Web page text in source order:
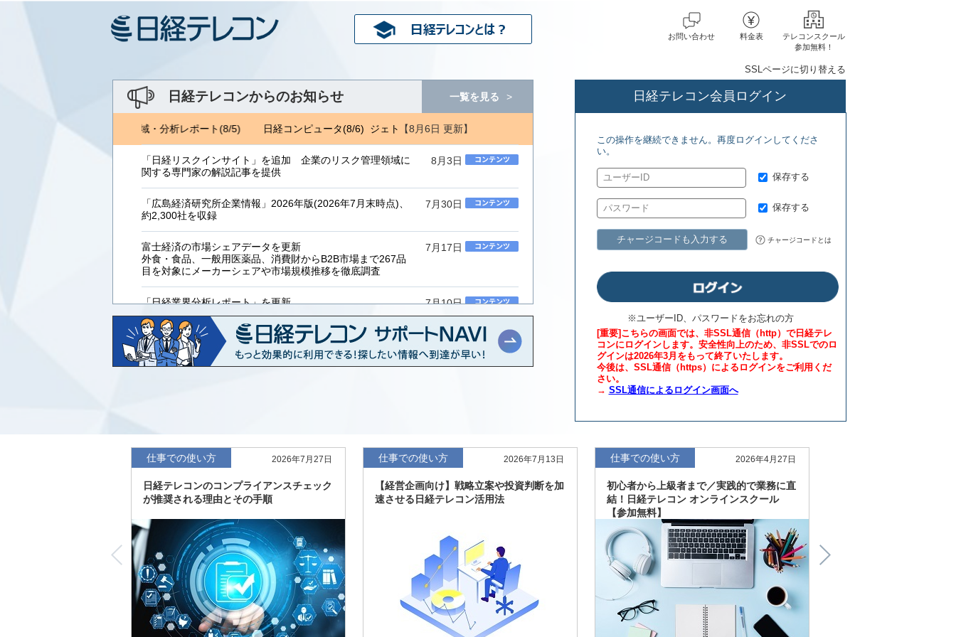
お問い合わせ 料金表
テレコンスクール
参加無料！
日経テレコンからのお知らせ 一覧を見る
【8月6日 更新】
ンピュータ(8/6) ジェトロ地域・分析レポート(8/5) 日経コンピュータ(8/6) ジェトロ地域・分析レポート(8/5)
8月3日
「日経リスクインサイト」を追加 企業のリスク管理領域に
関する専門家の解説記事を提供
7月30日
「広島経済研究所企業情報」2026年版(2026年7月末時点)、
約2,300社を収録
7月17日
富士経済の市場シェアデータを更新
外食・食品、一般用医薬品、消費財からB2B市場まで267品
目を対象にメーカーシェアや市場規模推移を徹底調査
7月10日
「日経業界分析レポート」を更新
「工業用プラスチック製品」「システムインテグレーター」
など20業界の内容を刷新
7月8日
「東洋経済海外進出企業情報」の2026年版、約3万6千社を
収録
「日経POS情報マーケットレポート」の最新版、10～3月実
績の市場動向を速報
度の予想を実施
SSLページに切り替える
日経テレコン会員ログイン
この操作を継続できません。再度ログインしてくださ
い。
保存する
保存する
チャージコードも入力する チャージコードとは
※ユーザーID、パスワードをお忘れの方
[重要]こちらの画面では、非SSL通信（http）で日経テレ
コンにログインします。安全性向上のため、非SSLでのロ
グインは2026年3月をもって終了いたします。
今後は、SSL通信（https）によるログインをご利用くだ
さい。
→ SSL通信によるログイン画面へ
仕事での使い方 2026年7月27日
日経テレコンのコンプライアンスチェック
が推奨される理由とその手順
仕事での使い方 2026年7月13日
【経営企画向け】戦略立案や投資判断を加
速させる日経テレコン活用法
仕事での使い方 2026年4月27日
初心者から上級者まで／実践的で業務に直
結！日経テレコン オンラインスクール
【参加無料】